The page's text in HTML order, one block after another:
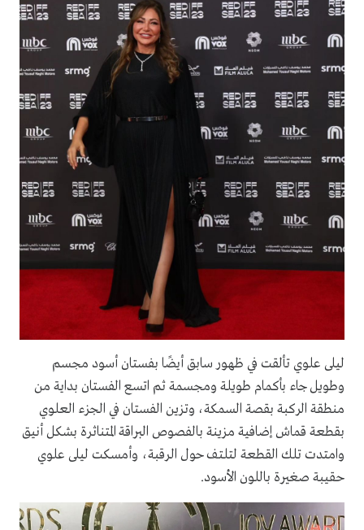
ليلى علوي تألقت في ظهور سابق أيضًا بفستان أسود مجسم
وطويل جاء بأكمام طويلة ومجسمة ثم اتسع الفستان بداية من
منطقة الركبة بقصة السمكة، وتزين الفستان في الجزء العلوي
بقطعة قماش إضافية مزينة بالفصوص البراقة المتناثرة بشكل أنيق
وامتدت تلك القطعة لتلتف حول الرقبة، وأمسكت ليلى علوي
حقيبة صغيرة باللون الأسود.